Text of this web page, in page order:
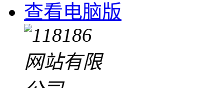
查看电脑版